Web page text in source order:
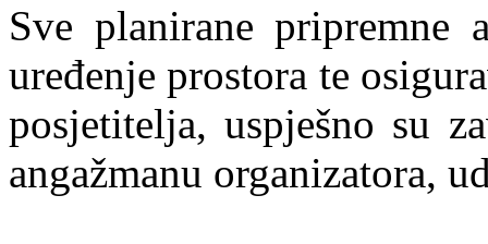
Sve planirane
uređenje prostora te
posjetitelja, uspješno su
angažmanu organizatora,